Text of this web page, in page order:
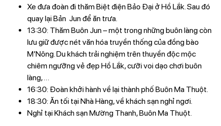
Xe đưa đoàn đi thăm Biệt điện Bảo Đại ở Hồ Lắk. Sau đó
quay lại Bản Jun để ăn trưa.
13:30: Thăm Buôn Jun – một trong những buôn làng còn
lưu giữ được nét văn hóa truyền thống của đồng bào
M’Nông. Du khách trải nghiệm trên thuyền độc mộc
chiêm ngưỡng vẻ đẹp Hồ Lắk, cưỡi voi dạo chơi buôn
làng, …
16:30: Đoàn khởi hành về lại thành phố Buôn Ma Thuột.
18:30: Ăn tối tại Nhà Hàng, về khách sạn nghỉ ngơi.
Nghỉ tại Khách sạn Mường Thanh, Buôn Ma Thuột.